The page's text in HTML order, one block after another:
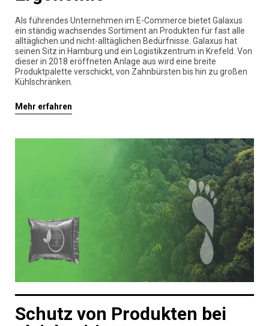
Als führendes Unternehmen im E-Commerce bietet Galaxus
ein ständig wachsendes Sortiment an Produkten für fast alle
alltäglichen und nicht-alltäglichen Bedürfnisse. Galaxus hat
seinen Sitz in Hamburg und ein Logistikzentrum in Krefeld. Von
dieser in 2018 eröffneten Anlage aus wird eine breite
Produktpalette verschickt, von Zahnbürsten bis hin zu großen
Kühlschränken.
Mehr erfahren
Schutz von Produkten bei